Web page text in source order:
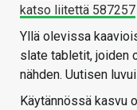
katso liitettä 587257
Yllä olevissa
slate tabletit, joiden
nähden. Uutisen
Käytännössä kasvu